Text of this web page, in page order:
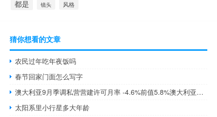
都是
镜头 风格
猜你想看的文章
农民过年吃年夜饭吗
春节回家门面怎么写字
澳大利亚9月季调私营营建许可月率 -4.6%前值5.8%澳大利亚9月季调营建许可月率 -4.6%预期1.3%前值7.00%澳大利亚9月季调营建许可年率 -20.6%前值-22.9%澳大利亚9月季调私营营建许可年率 -12.6%前值-14.9%
太阳系里小行星多大年龄